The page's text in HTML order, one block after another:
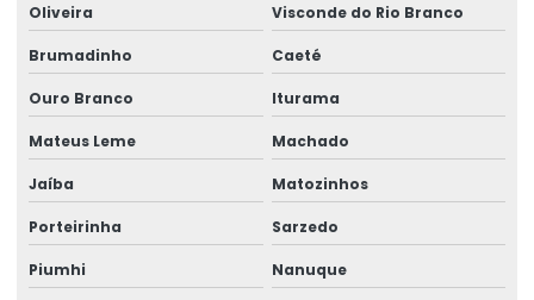
Oliveira Visconde do Rio Branco
Brumadinho Caeté
Ouro Branco Iturama
Mateus Leme Machado
Jaíba Matozinhos
Porteirinha Sarzedo
Piumhi Nanuque